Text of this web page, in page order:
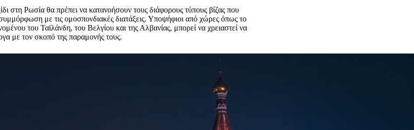
στη Ρωσία θα πρέπει να κατανοήσουν τους διάφορους τύπους βίζας που
με τις ομοσπονδιακές διατάξεις. Υποψήφιοι από χώρες όπως το
του Ταϊλάνδη, του Βελγίου και της Αλβανίας, μπορεί να χρειαστεί να
με τον σκοπό της παραμονής τους.